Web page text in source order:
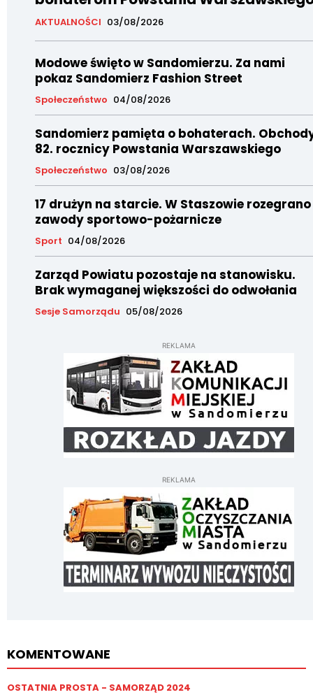
AKTUALNOŚCI 03/08/2026
Modowe święto w Sandomierzu. Za nami
pokaz Sandomierz Fashion Street
Społeczeństwo 04/08/2026
Sandomierz pamięta o bohaterach.
82. rocznicy Powstania Warszawskiego
Społeczeństwo 03/08/2026
17 drużyn na starcie. W Staszowie rozegrano
zawody sportowo-pożarnicze
Sport 04/08/2026
Zarząd Powiatu pozostaje na stanowisku.
Brak wymaganej większości do odwołania
Sesje Samorządu 05/08/2026
REKLAMA
REKLAMA
KOMENTOWANE
OSTATNIA PROSTA - SAMORZĄD 2024